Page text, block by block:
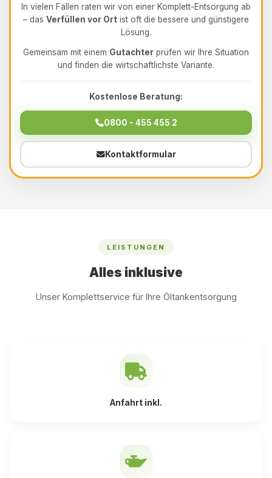
In vielen Fällen raten wir von einer Komplett-Entsorgung ab
– das Verfüllen vor Ort ist oft die bessere und günstigere
Lösung.
Gemeinsam mit einem Gutachter prüfen wir Ihre Situation
und finden die wirtschaftlichste Variante.
Kostenlose Beratung:
0800 - 455 455 2
Kontaktformular
LEISTUNGEN
Alles inklusive
Unser Komplettservice für Ihre Öltankentsorgung
Anfahrt inkl.